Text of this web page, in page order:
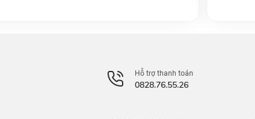
Hỗ trợ thanh toán
0828.76.55.26